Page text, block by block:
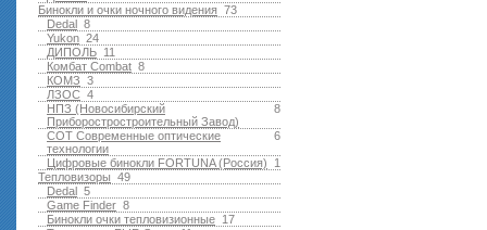
73
Бинокли и очки ночного видения
8
Dedal
24
Yukon
11
ДИПОЛЬ
8
Комбат Combat
3
КОМЗ
4
ЛЗОС
8
НПЗ (Новосибирский
Приборостростроительный Завод)
6
СОТ Современные оптические
технологии
1
Цифровые бинокли FORTUNA (Россия)
49
Тепловизоры
5
Dedal
8
Game Finder
17
Бинокли очки тепловизионные